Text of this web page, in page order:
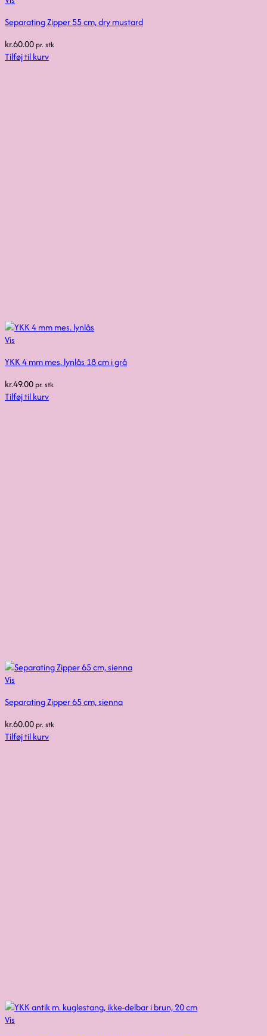
Separating Zipper 55 cm, dry mustard
kr.60.00pr. stk
Tilføj til kurv
Vis
YKK 4 mm mes. lynlås 18 cm i grå
kr.49.00pr. stk
Tilføj til kurv
Vis
Separating Zipper 65 cm, sienna
kr.60.00pr. stk
Tilføj til kurv
Vis